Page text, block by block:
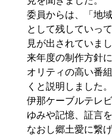
委員からは、「地
として残していっ
見が出されていまし
来年度の制作方針
オリティの高い番
くと説明しました。
伊那ケーブルテレ
ゆみや記憶、証言
なおし郷土愛に繋